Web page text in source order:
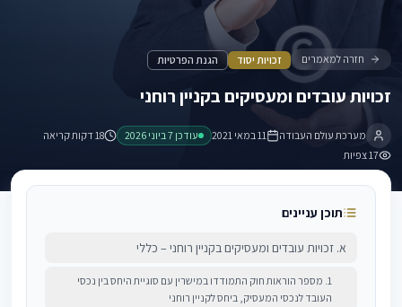
חזרה למאמרים זכויות יסוד הגנת הפרטיות
זכויות עובדים ומעסיקים בקניין רוחני
מערכת עולם העבודה 11 במאי 2021 עודכן 7 ביוני 2026
18 דקות קריאה
17צפיות
תוכן עניינים
א. זכויות עובדים ומעסיקים בקניין רוחני – כללי
1. מספר הוראות חוק התמודדו במישרין עם סוגיית היחס בין נכסי
העובד לנכסי המעסיק, ביחס לקניין רוחני